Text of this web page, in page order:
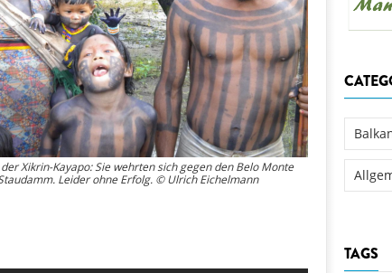
legen
für Europas
Wildfluss-
Wasserkraftwerks Ulog
Studien
Fotos
Videos
Aktuell
WEG DAMMIT
Erfolg für den
Kraftwerksneubau
Xikrin-Kayapo: Sie wehrten sich gegen den Belo Monte
Leider ohne Erfolg. © Ulrich Eichelmann
TAGS